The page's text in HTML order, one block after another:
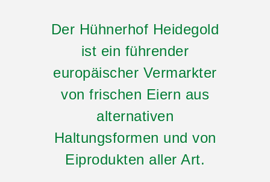
Der Hühnerhof Heidegold
ist ein führender
europäischer Vermarkter
von frischen Eiern aus
alternativen
Haltungsformen und von
Eiprodukten aller Art.